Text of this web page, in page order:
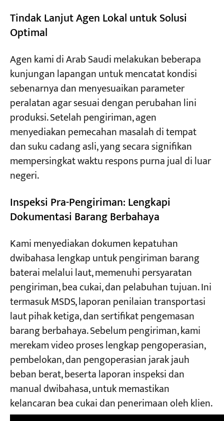
Tindak Lanjut Agen Lokal untuk Solusi
Optimal
Agen kami di Arab Saudi melakukan beberapa
kunjungan lapangan untuk mencatat kondisi
sebenarnya dan menyesuaikan parameter
peralatan agar sesuai dengan perubahan lini
produksi. Setelah pengiriman, agen
menyediakan pemecahan masalah di tempat
dan suku cadang asli, yang secara signifikan
mempersingkat waktu respons purna jual di luar
negeri.
Inspeksi Pra-Pengiriman: Lengkapi
Dokumentasi Barang Berbahaya
Kami menyediakan dokumen kepatuhan
dwibahasa lengkap untuk pengiriman barang
baterai melalui laut, memenuhi persyaratan
pengiriman, bea cukai, dan pelabuhan tujuan. Ini
termasuk MSDS, laporan penilaian transportasi
laut pihak ketiga, dan sertifikat pengemasan
barang berbahaya. Sebelum pengiriman, kami
merekam video proses lengkap pengoperasian,
pembelokan, dan pengoperasian jarak jauh
beban berat, beserta laporan inspeksi dan
manual dwibahasa, untuk memastikan
kelancaran bea cukai dan penerimaan oleh klien.